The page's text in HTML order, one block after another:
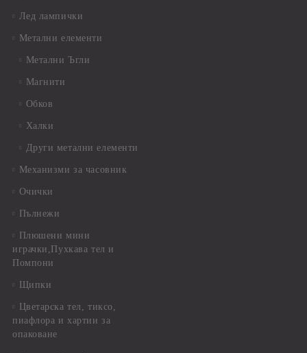
Лед лампички
Метални елементи
Метални Ъгли
Магнити
Обков
Халки
Други метални елементи
Механизми за часовник
Очички
Пълнежи
Плюшени мини
играчки,Пухкава тел и
Помпони
Щипки
Цветарска тел, тиксо,
пиафлора и хартии за
опаковане